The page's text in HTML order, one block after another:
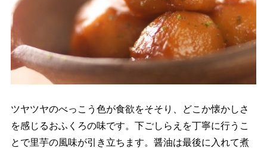
ツヤツヤのべっこう色が食欲をそそり、どこか懐かしさ
を感じるおふくろの味です。下ごしらえを丁寧に行うこ
とで里芋の風味が引き立ちます。醤油は最後に入れて煮